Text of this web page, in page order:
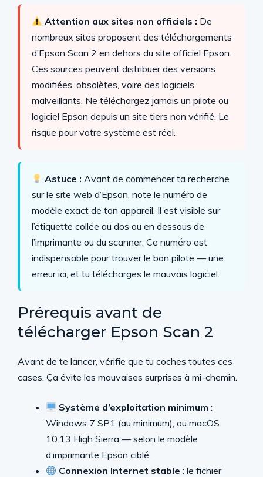
Attention aux sites non officiels : De
nombreux sites proposent des téléchargements
d’Epson Scan 2 en dehors du site officiel Epson.
Ces sources peuvent distribuer des versions
modifiées, obsolètes, voire des logiciels
malveillants. Ne téléchargez jamais un pilote ou
logiciel Epson depuis un site tiers non vérifié. Le
risque pour votre système est réel.
Astuce : Avant de commencer ta recherche
sur le site web d’Epson, note le numéro de
modèle exact de ton appareil. Il est visible sur
l’étiquette collée au dos ou en dessous de
l’imprimante ou du scanner. Ce numéro est
indispensable pour trouver le bon pilote — une
erreur ici, et tu télécharges le mauvais logiciel.
Prérequis avant de
télécharger Epson Scan 2
Avant de te lancer, vérifie que tu coches toutes ces
cases. Ça évite les mauvaises surprises à mi-chemin.
Système d’exploitation minimum :
Windows 7 SP1 (au minimum), ou macOS
10.13 High Sierra — selon le modèle
d’imprimante Epson ciblé.
Connexion Internet stable : le fichier